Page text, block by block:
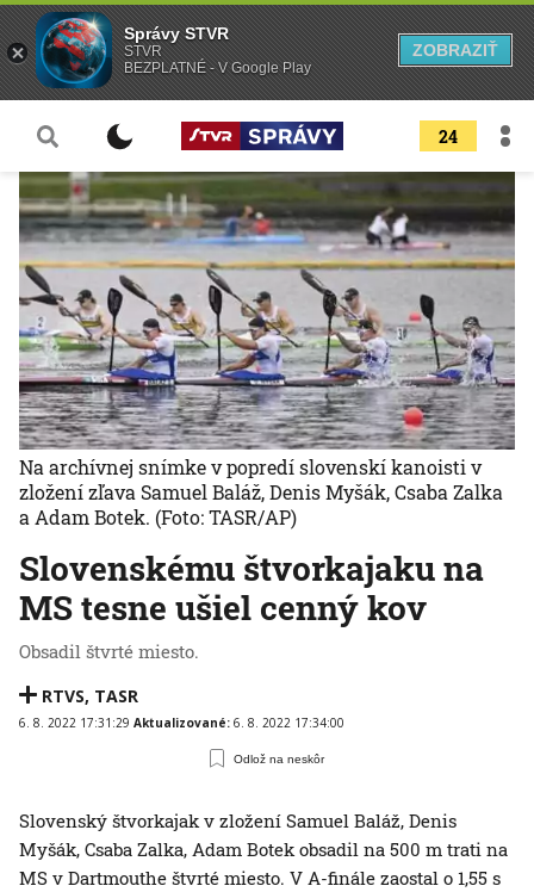
24
Slovenskému štvorkajaku na
MS tesne ušiel cenný kov
Obsadil štvrté miesto.
RTVS, TASR
6. 8. 2022 17:31:29 Aktualizované: 6. 8. 2022 17:34:00
Odlož na neskôr
Na archívnej snímke v popredí slovenskí kanoisti v
zložení zľava Samuel Baláž, Denis Myšák, Csaba Zalka
a Adam Botek. (Foto: TASR/AP)
Slovenský štvorkajak v zložení Samuel Baláž, Denis
Myšák, Csaba Zalka, Adam Botek obsadil na 500 m trati na
MS v Dartmouthe štvrté miesto. V A-finále zaostal o 1,55 s
Správy STVR
STVR
BEZPLATNÉ - V Google Play
ZOBRAZIŤ